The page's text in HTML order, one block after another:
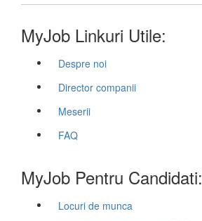
MyJob Linkuri Utile:
Despre noi
Director companii
Meserii
FAQ
MyJob Pentru Candidati:
Locuri de munca